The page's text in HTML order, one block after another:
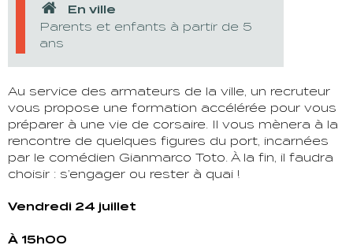
En ville
Parents et enfants à partir de 5
ans
Au service des armateurs de la ville, un recruteur
vous propose une formation accélérée pour vous
préparer à une vie de corsaire. Il vous mènera à la
rencontre de quelques figures du port, incarnées
par le comédien Gianmarco Toto. À la fin, il faudra
choisir : s’engager ou rester à quai !
Vendredi 24 juillet
À 15h00